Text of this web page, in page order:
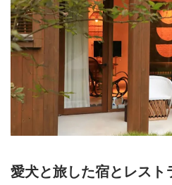
愛犬と旅した宿とレスト